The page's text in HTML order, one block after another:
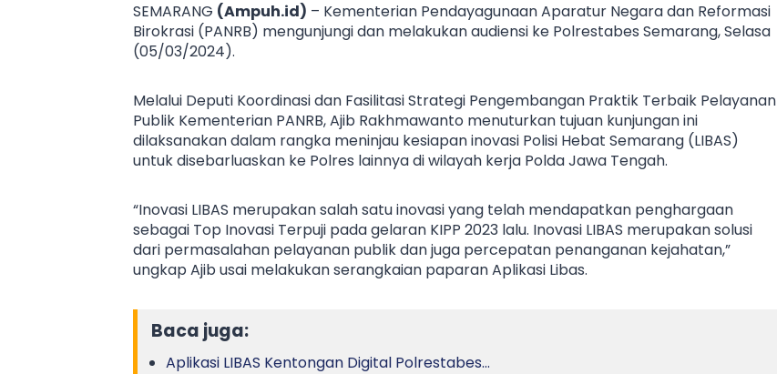
SEMARANG (Ampuh.id) – Kementerian Pendayagunaan Aparatur Negara dan Reformasi
Birokrasi (PANRB) mengunjungi dan melakukan audiensi ke Polrestabes Semarang, Selasa
(05/03/2024).
Melalui Deputi Koordinasi dan Fasilitasi Strategi Pengembangan Praktik Terbaik Pelayanan
Publik Kementerian PANRB, Ajib Rakhmawanto menuturkan tujuan kunjungan ini
dilaksanakan dalam rangka meninjau kesiapan inovasi Polisi Hebat Semarang (LIBAS)
untuk disebarluaskan ke Polres lainnya di wilayah kerja Polda Jawa Tengah.
“Inovasi LIBAS merupakan salah satu inovasi yang telah mendapatkan penghargaan
sebagai Top Inovasi Terpuji pada gelaran KIPP 2023 lalu. Inovasi LIBAS merupakan solusi
dari permasalahan pelayanan publik dan juga percepatan penanganan kejahatan,”
ungkap Ajib usai melakukan serangkaian paparan Aplikasi Libas.
Baca juga:
Aplikasi LIBAS Kentongan Digital Polrestabes…